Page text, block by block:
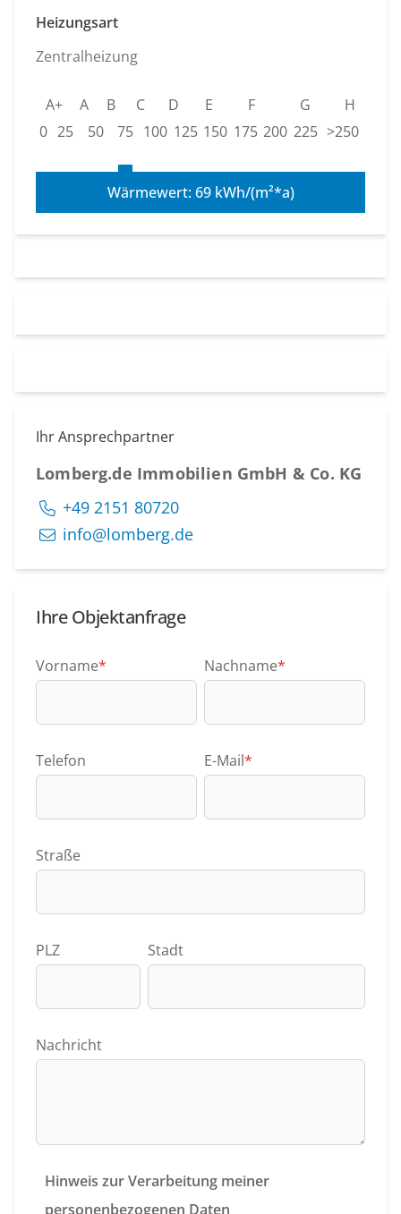
Heizungsart
Zentralheizung
A+ A B C D E F G
H
0 25 50 75 100 125 150 175 200 225 >250
Wärmewert: 69 kWh/(m²*a)
Ihr Ansprechpartner
Lomberg.de Immobilien GmbH & Co. KG
+49 2151 80720
info@lomberg.de
Ihre Objektanfrage
Vorname* Nachname*
Telefon E-Mail*
Straße
PLZ Stadt
Nachricht
Hinweis zur Verarbeitung meiner
personenbezogenen Daten